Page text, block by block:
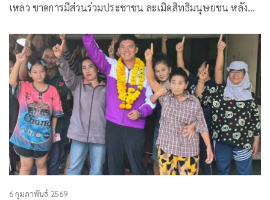
เหลว ขาดการมีส่วนร่วมประชาชน ละเมิดสิทธิมนุษยชน หลัง
ประชาชนร่วมคลี่คลาย
6 กุมภาพันธ์ 2569